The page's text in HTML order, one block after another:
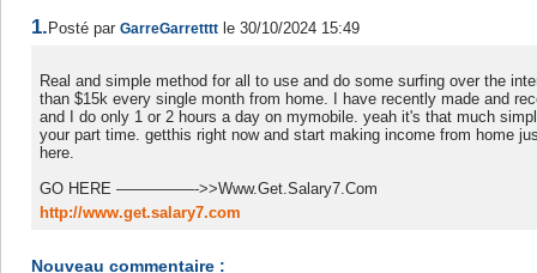
1. Posté parGarreGarretttt le 30/10/2024 15:49
Real and simple method for all to use and do some surfing over the
than $15k every single month from home. I have recently made and
and I do only 1 or 2 hours a day on mymobile. yeah it's that much
your part time. getthis right now and start making income from home
here.
GO HERE —————->>Www.Get.Salary7.Com
http://www.get.salary7.com
Nouveau commentaire :